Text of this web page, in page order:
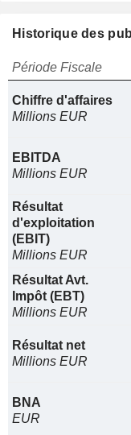
Historique des
Période Fiscale
Chiffre d'affaires
Millions EUR
EBITDA
Millions EUR
Résultat
d'exploitation
(EBIT)
Millions EUR
Résultat Avt.
Impôt (EBT)
Millions EUR
Résultat net
Millions EUR
BNA
EUR